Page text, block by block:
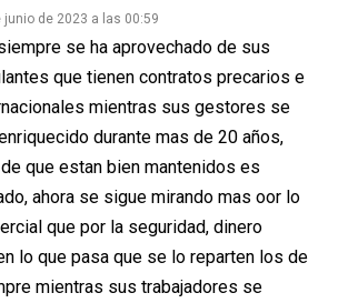
junio de 2023 a las 00:59
se ha aprovechado de sus
que tienen contratos precarios e
mientras sus gestores se
durante mas de 20 años,
que estan bien mantenidos es
ahora se sigue mirando mas oor lo
que por la seguridad, dinero
lo que pasa que se lo reparten los de
mientras sus trabajadores se